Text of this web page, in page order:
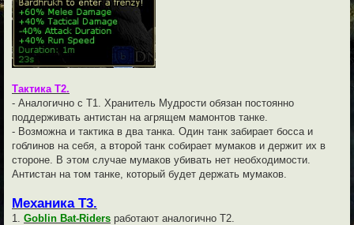
Тактика Т2.
- Аналогично с Т1. Хранитель Мудрости обязан постоянно
поддерживать антистан на агрящем мамонтов танке.
- Возможна и тактика в два танка. Один танк забирает босса и
гоблинов на себя, а второй танк собирает мумаков и держит их в
стороне. В этом случае мумаков убивать нет необходимости.
Антистан на том танке, который будет держать мумаков.
Механика Т3.
1. Goblin Bat-Riders работают аналогично Т2.